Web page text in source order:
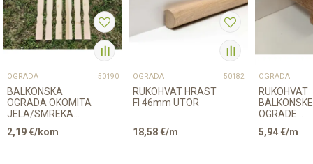
OGRADA 50190
BALKONSKA
OGRADA OKOMITA
JELA/SMREKA
JEDNOTRBUŠNA
2,19€/kom
OGRADA 50182
RUKOHVAT HRAST
FI 46mm UTOR
18,58€/m
OGRADA
RUKOHVAT
BALKONSKE
OGRADE
40/80mm L
5,94€/m